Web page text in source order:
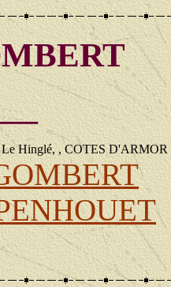
Le Hinglé, , COTES D'ARMOR